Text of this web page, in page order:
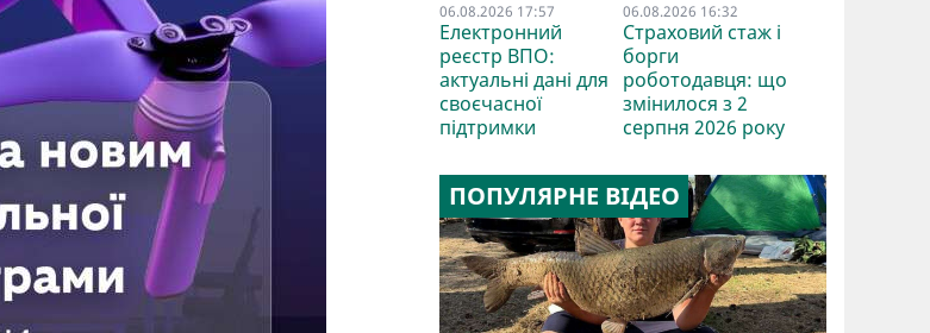
06.08.2026 17:57
Електронний
реєстр ВПО:
актуальні дані для
своєчасної
підтримки
06.08.2026 16:32
Страховий стаж і
борги
роботодавця: що
змінилося з 2
серпня 2026 року
ПОПУЛЯРНЕ ВІДЕО